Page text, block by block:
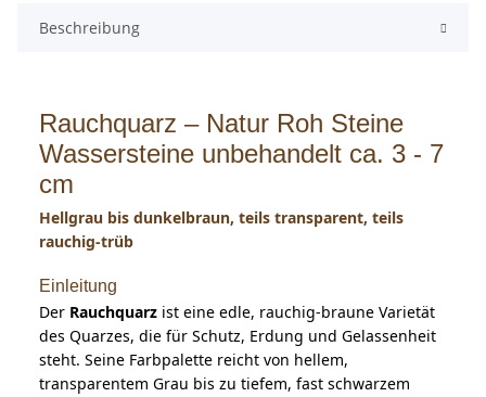
Beschreibung
Rauchquarz – Natur Roh Steine
Wassersteine unbehandelt ca. 3 - 7
cm
Hellgrau bis dunkelbraun, teils transparent, teils
rauchig-trüb
Einleitung
Der Rauchquarz ist eine edle, rauchig-braune Varietät
des Quarzes, die für Schutz, Erdung und Gelassenheit
steht. Seine Farbpalette reicht von hellem,
transparentem Grau bis zu tiefem, fast schwarzem